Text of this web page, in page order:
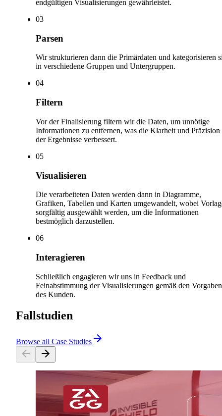
endgültigen Visualisierungen gewährleistet.
03
Parsen
Wir strukturieren dann die Primärdaten und kategorisieren
in verschiedene Gruppen und Untergruppen.
04
Filtern
Vor der Finalisierung filtern wir die Daten, um unnötige
Informationen zu entfernen, was die Klarheit und Präzision
der Ergebnisse verbessert.
05
Visualisieren
Die verarbeiteten Daten werden dann in Diagramme,
Grafiken, Tabellen und Karten umgewandelt, wobei
sorgfältig ausgewählt werden, um die Informationen
bestmöglich darzustellen.
06
Interagieren
Schließlich engagieren wir uns in Feedback und
Feinabstimmung der Visualisierungen gemäß den Vorgaben
des Kunden.
Fallstudien
Browse all Case Studies